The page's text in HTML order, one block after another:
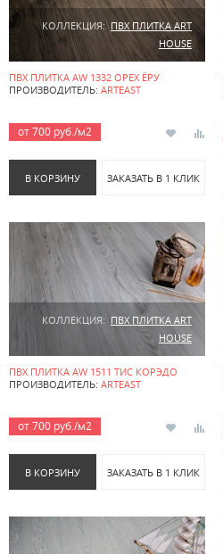
КОЛЛЕКЦИЯ: ПВХ ПЛИТКА ART
HOUSE
ПВХ ПЛИТКА AW 1332 ОРЕХ ЁРУ
ПРОИЗВОДИТЕЛЬ: ARTEAST
от 700 руб./м2
В КОРЗИНУ ЗАКАЗАТЬ В 1 КЛИК
КОЛЛЕКЦИЯ: ПВХ ПЛИТКА ART
HOUSE
ПВХ ПЛИТКА AW 1511 ТИС КОРЭДО
ПРОИЗВОДИТЕЛЬ: ARTEAST
от 700 руб./м2
В КОРЗИНУ ЗАКАЗАТЬ В 1 КЛИК